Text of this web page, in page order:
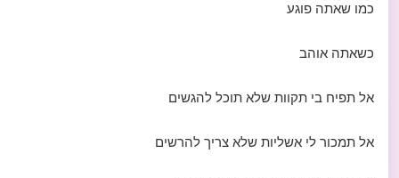
כמו שאתה פוגע
כשאתה אוהב
אל תפיח בי תקוות שלא תוכל להגשים
אל תמכור לי אשליות שלא צריך להרשים